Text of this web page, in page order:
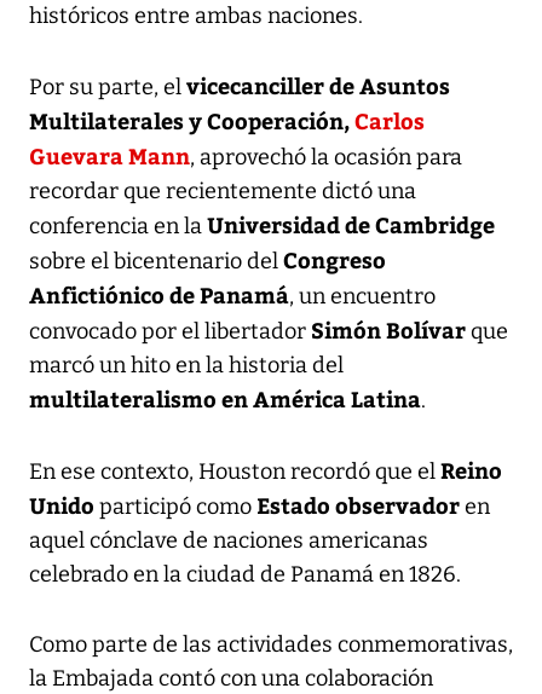
históricos entre ambas naciones.
Por su parte, elvicecanciller de Asuntos
Multilaterales y Cooperación,Carlos
Guevara Mann, aprovechó la ocasión para
recordar que recientemente dictó una
conferencia en laUniversidad de Cambridge
sobre el bicentenario delCongreso
Anfictiónico de Panamá, un encuentro
convocado por el libertador Simón Bolívarque
marcó un hito en la historia del
multilateralismo en América Latina.
En ese contexto, Houston recordó que elReino
Unido participó como Estado observadoren
aquel cónclave de naciones americanas
celebrado en la ciudad de Panamá en 1826.
Como parte de las actividades conmemorativas,
la Embajada contó con una colaboración